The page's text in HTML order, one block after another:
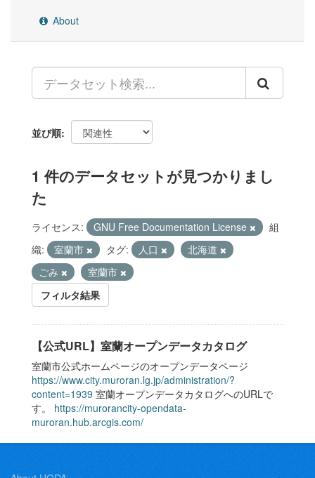
About
並び順
1 件のデータセットが見つかりまし
た
ライセンス: GNU Free Documentation License
組
織:
室蘭市 タグ: 人口
北海道
ごみ
室蘭市
フィルタ結果
【公式URL】室蘭オープンデータカタログ
室蘭市公式ホームページのオープンデータページ
https://www.city.muroran.lg.jp/administration/?
content=1939 室蘭オープンデータカタログへのURLで
す。 https://murorancity-opendata-
muroran.hub.arcgis.com/